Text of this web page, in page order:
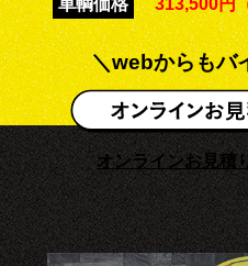
車輌価格 313,500円
＼webからもバ
オンラインお見積